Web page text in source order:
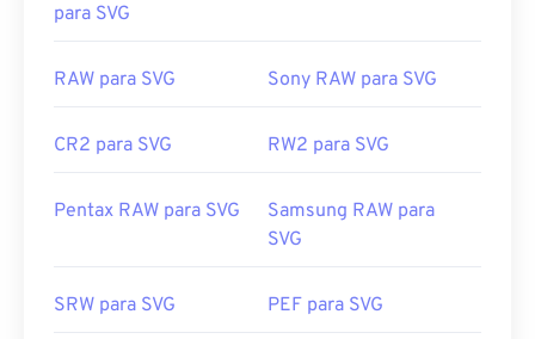
para SVG
RAW para SVG Sony RAW para SVG
CR2 para SVG RW2 para SVG
Pentax RAW para SVG
Samsung RAW para
SVG
SRW para SVG PEF para SVG